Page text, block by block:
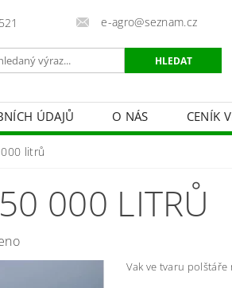
e-agro@seznam.cz
ÚDAJŮ O NÁS CENÍK
CHOVATELSKÉ POTŘEBY
litrů
000 LITRŮ
Vak ve tvaru